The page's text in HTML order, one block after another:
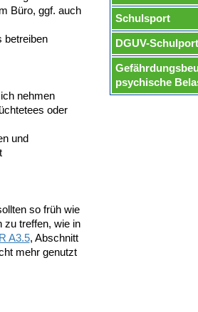
Büro, ggf. auch
betreiben
nehmen
oder
und
so früh wie
zu treffen, wie in
A3.5, Abschnitt
mehr genutzt
Schulsport
DGUV-
psychische